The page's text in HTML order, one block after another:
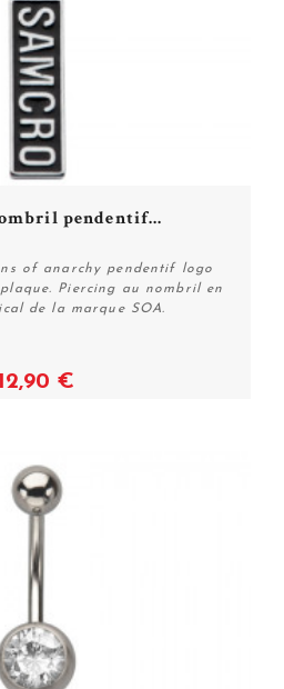
Voir
pendentif...
of anarchy pendentif logo
Piercing au nombril en
de la marque SOA.
12,90 €